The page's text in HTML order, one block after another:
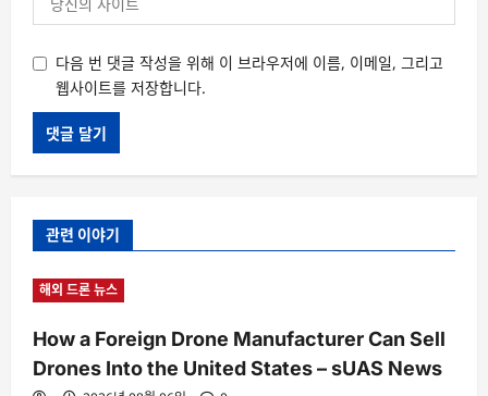
다음 번 댓글 작성을 위해 이 브라우저에 이름, 이메일, 그리고
웹사이트를 저장합니다.
관련 이야기
해외 드론 뉴스
How a Foreign Drone Manufacturer Can Sell
Drones Into the United States – sUAS News